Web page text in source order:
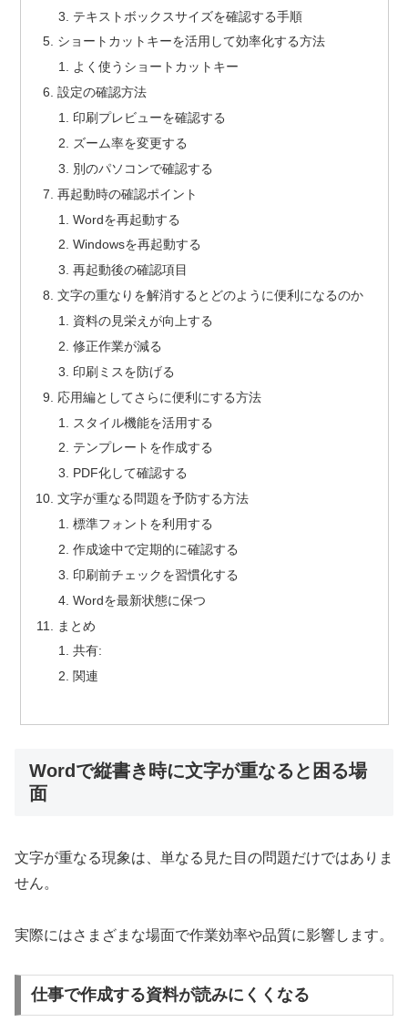
テキストボックスサイズを確認する手順
ショートカットキーを活用して効率化する方法
よく使うショートカットキー
設定の確認方法
印刷プレビューを確認する
ズーム率を変更する
別のパソコンで確認する
再起動時の確認ポイント
Wordを再起動する
Windowsを再起動する
再起動後の確認項目
文字の重なりを解消するとどのように便利になるのか
資料の見栄えが向上する
修正作業が減る
印刷ミスを防げる
応用編としてさらに便利にする方法
スタイル機能を活用する
テンプレートを作成する
PDF化して確認する
文字が重なる問題を予防する方法
標準フォントを利用する
作成途中で定期的に確認する
印刷前チェックを習慣化する
Wordを最新状態に保つ
まとめ
共有:
関連
Wordで縦書き時に文字が重なると困る場
面
文字が重なる現象は、単なる見た目の問題だけではありま
せん。
実際にはさまざまな場面で作業効率や品質に影響します。
仕事で作成する資料が読みにくくなる